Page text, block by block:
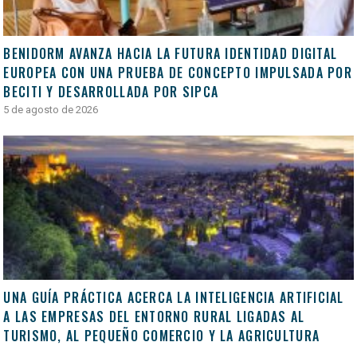
BENIDORM AVANZA HACIA LA FUTURA IDENTIDAD DIGITAL
EUROPEA CON UNA PRUEBA DE CONCEPTO IMPULSADA POR
BECITI Y DESARROLLADA POR SIPCA
5 de agosto de 2026
UNA GUÍA PRÁCTICA ACERCA LA INTELIGENCIA ARTIFICIAL
A LAS EMPRESAS DEL ENTORNO RURAL LIGADAS AL
TURISMO, AL PEQUEÑO COMERCIO Y LA AGRICULTURA